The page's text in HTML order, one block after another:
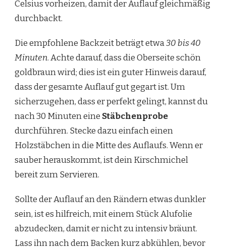
Celsius vorheizen, damit der Auflauf gleichmäßig
durchbackt.
Die empfohlene Backzeit beträgt etwa30 bis 40
Minuten. Achte darauf, dass die Oberseite schön
goldbraun wird; dies ist ein guter Hinweis darauf,
dass der gesamte Auflauf gut gegart ist. Um
sicherzugehen, dass er perfekt gelingt, kannst du
nach 30 Minuten eine Stäbchenprobe
durchführen. Stecke dazu einfach einen
Holzstäbchen in die Mitte des Auflaufs. Wenn er
sauber herauskommt, ist dein Kirschmichel
bereit zum Servieren.
Sollte der Auflauf an den Rändern etwas dunkler
sein, ist es hilfreich, mit einem Stück Alufolie
abzudecken, damit er nicht zu intensiv bräunt.
Lass ihn nach dem Backen kurz abkühlen, bevor